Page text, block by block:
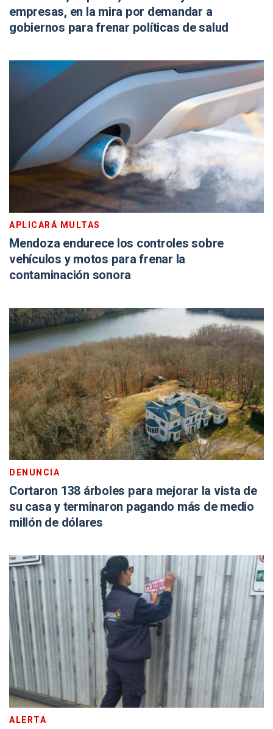
empresas, en la mira por demandar a
gobiernos para frenar políticas de salud
APLICARÁ MULTAS
Mendoza endurece los controles sobre
vehículos y motos para frenar la
contaminación sonora
DENUNCIA
Cortaron 138 árboles para mejorar la vista de
su casa y terminaron pagando más de medio
millón de dólares
ALERTA